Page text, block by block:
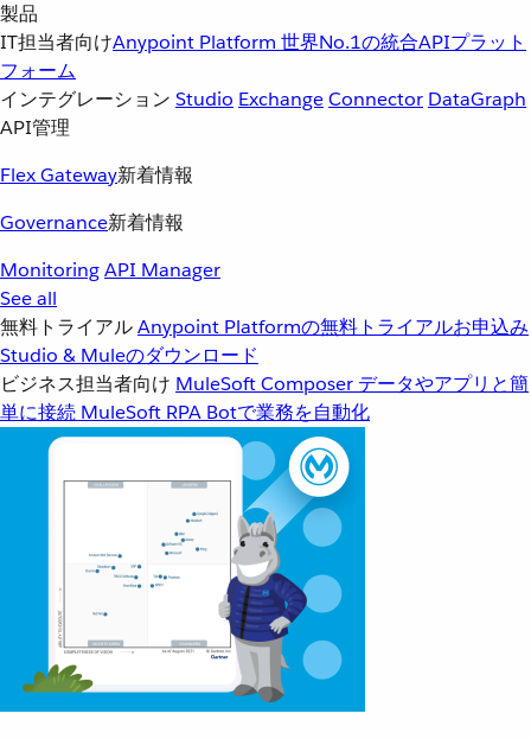
製品
IT担当者向けAnypoint Platform 世界No.1の統合APIプラット
フォーム
インテグレーション Studio ExchangeConnector DataGraph
API管理
Flex Gateway新着情報
Governance新着情報
MonitoringAPI Manager
See all
無料トライアルAnypoint Platformの無料トライアルお申込み
Studio & Muleのダウンロード
ビジネス担当者向け MuleSoft Composer データやアプリと簡
単に接続 MuleSoft RPA Botで業務を自動化